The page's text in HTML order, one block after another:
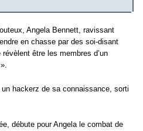
Angela Bennett, ravissant
en chasse par des soi-disant
être les membres d’un
hackerz de sa connaissance, sorti
débute pour Angela le combat de